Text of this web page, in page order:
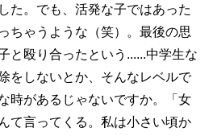
た。でも、活発な子ではあった
ちゃうような（笑）。最後の思
と殴り合ったという......中学生な
をしないとか、そんなレベルで
時があるじゃないですか。「女
て言ってくる。私は小さい頃か